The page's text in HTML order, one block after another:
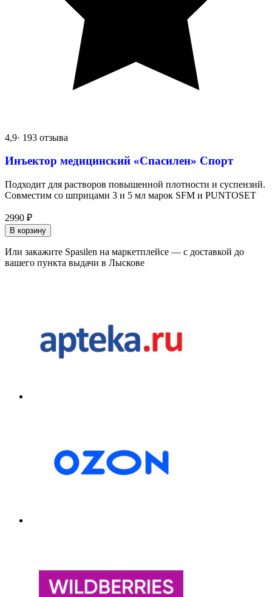
4,9· 193 отзыва
Инъектор медицинский «Спасилен» Спорт
Подходит для растворов повышенной плотности и суспензий.
Совместим со шприцами 3 и 5 мл марок SFM и PUNTOSET
2990 ₽
В корзину
Или закажите Spasilen на маркетплейсе — с доставкой до
вашего пункта выдачи в Лыскове